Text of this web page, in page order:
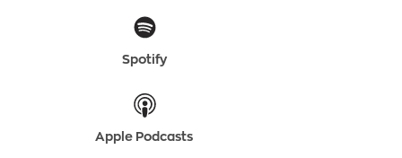
Spotify
Apple Podcasts